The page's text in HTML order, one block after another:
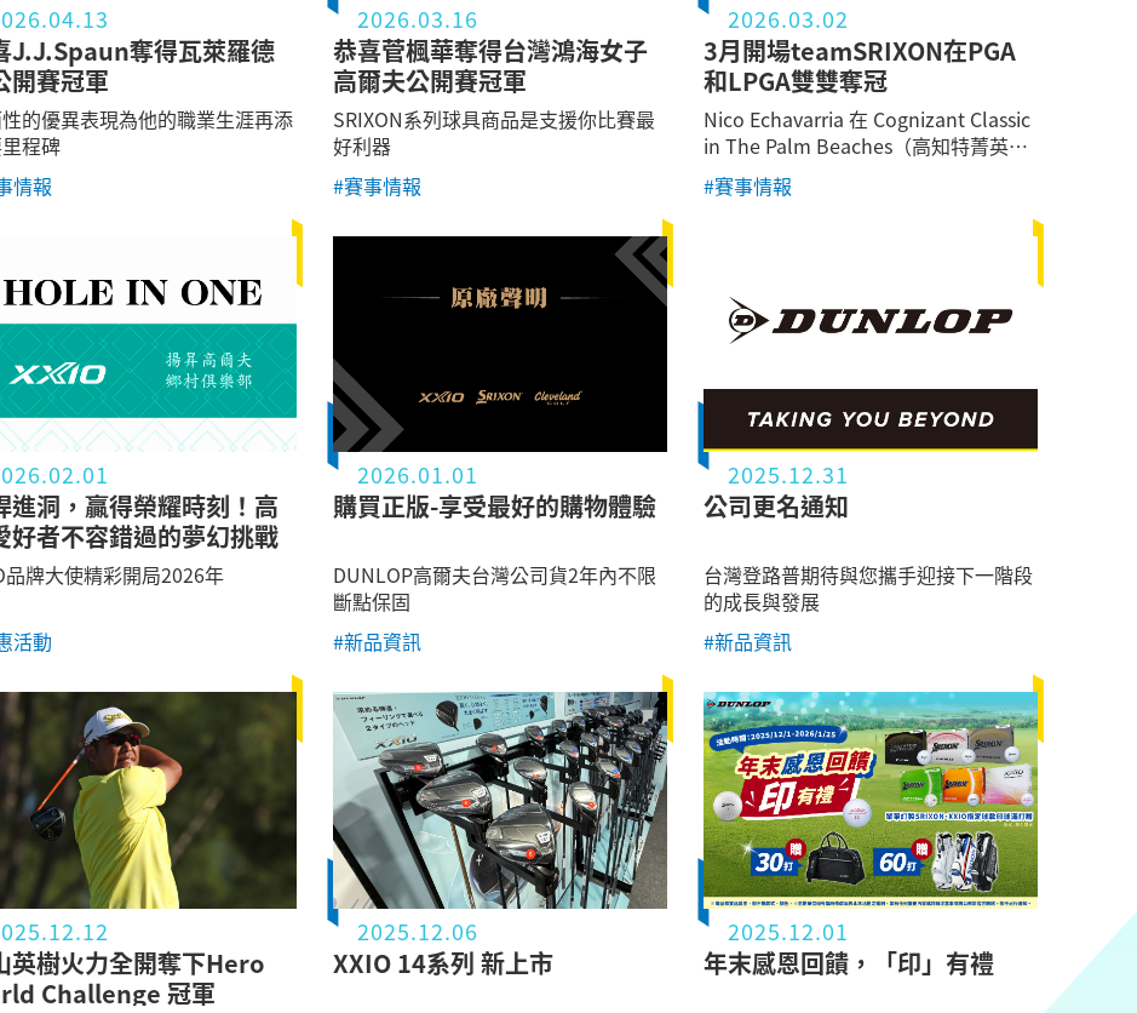
J.J.Spaun奪得瓦萊羅德
開賽冠軍
的優異表現為他的職業生涯再添
程碑
情報
2026.03.16
恭喜菅楓華奪得台灣鴻海女子
高爾夫公開賽冠軍
SRIXON系列球具商品是支援你比賽最
好利器
#賽事情報
2026.03.02
3月開場teamSRIXON在PGA
和LPGA雙雙奪冠
Nico Echavarria 在 Cognizant Classic
in The Palm Beaches（高知特菁英
賽）打出全面性的精彩表現，拿下
2026年首勝，也是他睽違兩年的冠
軍。他以低於標準桿17桿完賽，最終以
#賽事情報
進洞，贏得榮耀時刻！高
好者不容錯過的夢幻挑戰
品牌大使精彩開局2026年
活動
2026.01.01
購買正版-享受最好的購物體驗
DUNLOP高爾夫台灣公司貨2年內不限
斷點保固
#新品資訊
2025.12.31
公司更名通知
台灣登路普期待與您攜⼿迎接下⼀階段
的成長與發展
#新品資訊
英樹火力全開奪下Hero
Challenge 冠軍
2025.12.06
XXIO 14系列 新上市
2025.12.01
年末感恩回饋，「印」有禮